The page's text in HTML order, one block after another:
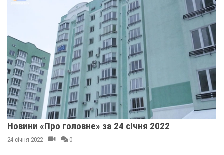
Новини «Про головне» за 24 січня 2022
24 січня 2022 0